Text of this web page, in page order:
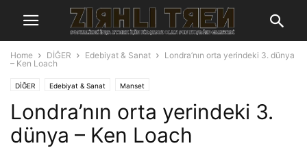
Home DİĞER Edebiyat & Sanat
Londra’nın orta yerindeki 3. dünya
– Ken Loach
DİĞER Edebiyat & Sanat Manset
Londra’nın orta yerindeki 3.
dünya – Ken Loach